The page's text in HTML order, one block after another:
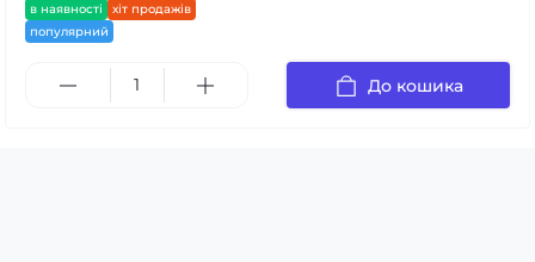
в наявності
хіт продажів
популярний
До кошика